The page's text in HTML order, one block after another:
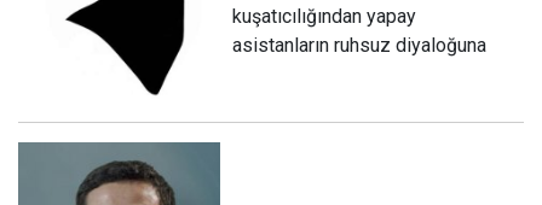
kuşatıcılığından yapay
asistanların ruhsuz diyaloğuna